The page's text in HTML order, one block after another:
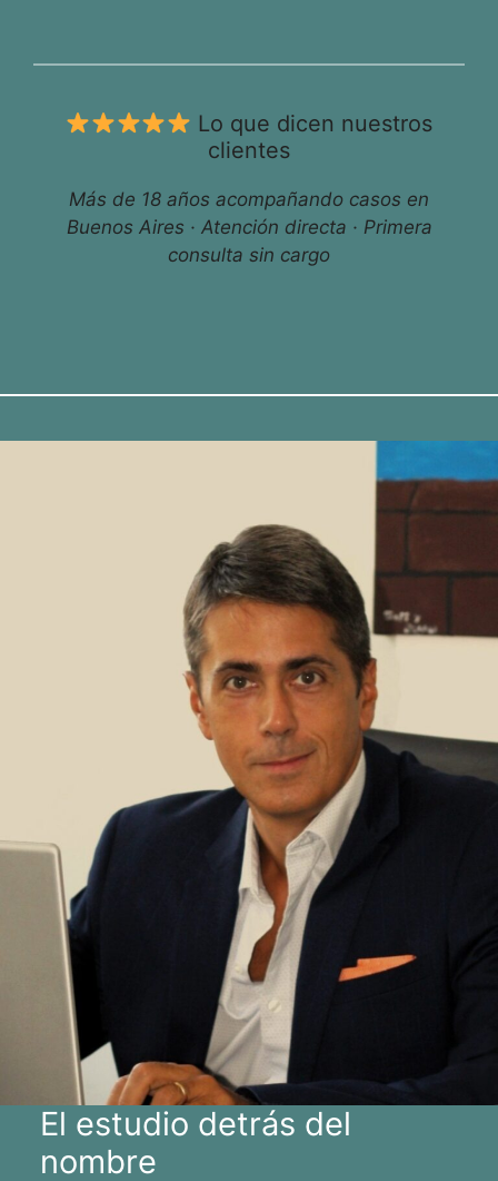
Lo que dicen nuestros
clientes
Más de 18 años acompañando casos en
Buenos Aires · Atención directa · Primera
consulta sin cargo
El estudio detrás del
nombre